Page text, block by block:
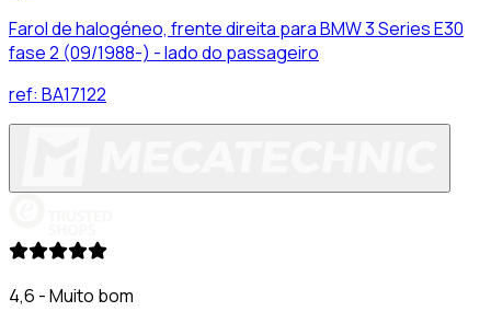
Farol de halogéneo, frente direita para BMW 3 Series E30
fase 2 (09/1988-) - lado do passageiro
ref: BA17122
4,6 - Muito bom